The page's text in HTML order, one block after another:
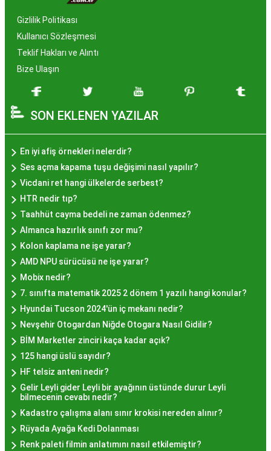
İstanbul, tarih ve kültür mirasıyla öne çıkan bir
şehir olmasıyla birlikte, geleneksel lezzetlerle de
zenginleşmiştir. Hayır lokması, özel günlerde
hazırlanan ve lezzetiyle damaklarda unutulmaz
izler bırakan bir tatlıdır. İstanbul'da popüler
olmasının arkasında bu eşsiz lezzetin herkesi
cezbetmesi ve geleneksel dokunuşlarla
hazırlanması yatmaktadır.
Hayır Lokması İstanbul'da
Nerede Bulunur?
pastane, hayır lokması sunmaktadır. Geleneksel
tatları sevenler için Sultanahmet, Eminönü, ve
Eyüp gibi tarihi semtlerdeki lokantalarda Hayır
Lokması deneyimi daha da özel olabilir. Ayrıca,
Beyoğlu, Kadıköy, ve Beşiktaş gibi modern
semtlerde de bu lezzeti bulabilirsiniz.
Hayır Lokması Fiyatları
İstanbul'da Nasıl?
Hayır lokması fiyatları İstanbul genelinde
mekanlara ve sunulan hizmete göre değişiklik
gösterir. Genellikle porsiyon bazında satılan hayır
Gizlilik Politikası
Kullanıcı Sözleşmesi
Teklif Hakları ve Alıntı
Bize Ulaşın
SON EKLENEN YAZILAR
En iyi afiş örnekleri nelerdir?
Ses açma kapama tuşu değişimi nasıl yapılır?
Vicdani ret hangi ülkelerde serbest?
HTR nedir tıp?
Taahhüt cayma bedeli ne zaman ödenmez?
Almanca hazırlık sınıfı zor mu?
Kolon kaplama ne işe yarar?
AMD NPU sürücüsü ne işe yarar?
Mobix nedir?
7. sınıfta matematik 2025 2 dönem 1 yazılı hangi konular?
Hyundai Tucson 2024'ün iç mekanı nedir?
Nevşehir Otogardan Niğde Otogara Nasıl Gidilir?
BİM Marketler zinciri kaça kadar açık?
125 hangi üslü sayıdır?
HF telsiz anteni nedir?
Gelir Leyli gider Leyli bir ayağının üstünde durur Leyli
bilmecenin cevabı nedir?
Kadastro çalışma alanı sınır krokisi nereden alınır?
Rüyada Ayağa Kedi Dolanması
Renk paleti filmin anlatımını nasıl etkilemiştir?